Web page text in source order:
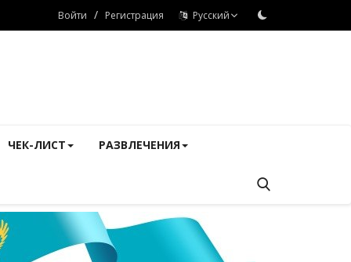
Войти / Регистрация Русский
ЧЕК-ЛИСТ РАЗВЛЕЧЕНИЯ